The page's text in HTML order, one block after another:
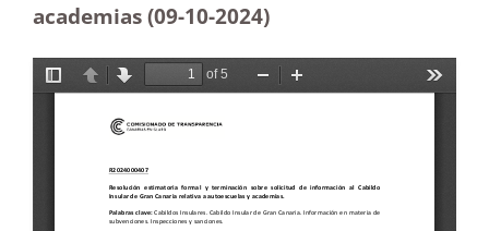
academias (09-10-2024)